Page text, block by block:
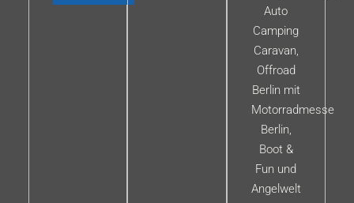
Auto
Camping
Caravan,
Offroad
Berlin mit
Motorradmesse
Berlin,
Boot &
Fun und
Angelwelt